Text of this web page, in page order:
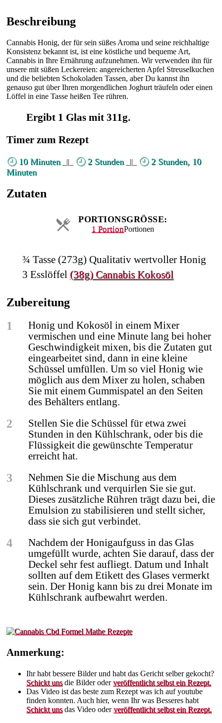
Beschreibung
Cannabis Honig, der für sein süßes Aroma und seine reichhaltige
Konsistenz bekannt ist, ist eine köstliche und bequeme Art,
Cannabis in Ihre Ernährung aufzunehmen. Wir verwenden ihn für
unsere mit süßen Leckereien: angereicherten Apfel Streuselkuchen
und die beliebten Schokoladen Tassen, aber Du kannst ihn
genauso gut über Ihren morgendlichen Joghurt träufeln oder einen
Löffel in eine Tasse heißen Tee rühren.
Ergibt 1 Glas mit 311g.
Timer zum Rezept
10 Minuten _||_ 2 Stunden _||_
2 Stunden, 10
Minuten
Zutaten
PORTIONSGRÖSSE:
1 PortionPortionen
¾ Tasse (273g) Qualitativ wertvoller Honig
3 Esslöffel (38g) Cannabis Kokosöl
Zubereitung
1
Honig und Kokosöl in einem Mixer
vermischen und eine Minute lang bei hoher
Geschwindigkeit mixen, bis die Zutaten gut
eingearbeitet sind, dann in eine kleine
Schüssel umfüllen. Um so viel Honig wie
möglich aus dem Mixer zu holen, schaben
Sie mit einem Gummispatel an den Seiten
des Behälters entlang.
2
Stellen Sie die Schüssel für etwa zwei
Stunden in den Kühlschrank, oder bis die
Flüssigkeit die gewünschte Temperatur
erreicht hat.
3
Nehmen Sie die Mischung aus dem
Kühlschrank und verquirlen Sie sie gut.
Dieses zusätzliche Rühren trägt dazu bei, die
Emulsion zu stabilisieren und stellt sicher,
dass sie sich gut verbindet.
4
Nachdem der Honigaufguss in das Glas
umgefüllt wurde, achten Sie darauf, dass der
Deckel sehr fest aufliegt. Datum und Inhalt
sollten auf dem Etikett des Glases vermerkt
sein. Der Honig kann bis zu drei Monate im
Kühlschrank aufbewahrt werden.
Anmerkung:
Ihr habt bessere Bilder und habt das Gericht selber gekocht?
Schickt unsdie Bilder oderveröffentlicht selbst ein Rezept.
Das Video ist das beste zum Rezept was ich auf youtube
finden konnten. Auch hier, wenn Ihr was Besseres habt
Schickt unsdas Video oderveröffentlicht selbst ein Rezept.